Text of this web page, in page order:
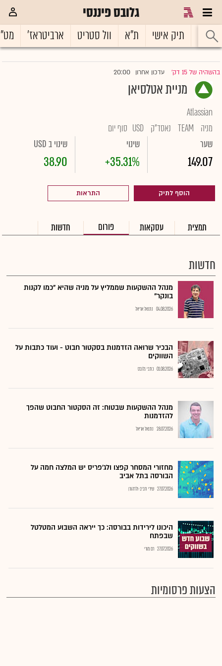
גלובס פיננסי
ראשי תיק אישי ת"א וול סטריט ארביטראז'
בהשהיה של 15 דק' |עדכון אחרון 20:00
מניית אטלסיאן
Atlassian
מניה
TEAM נאסד"ק USD סוף יום
שער
149.07
שינוי
+35.31%
שינוי ב USD
38.90
הוסף לתיק התראות
תמצית עסקאות פורום חדשות
חדשות
מנהל ההשקעות שממליץ על מניה שהיא "כמו לקנות
בונקר"
04.08.2026 נתנאל אריאל
הבכיר שרואה הזדמנות בסקטור חבוט - ועוד כתבות על
השווקים
01.08.2026 כתבי גלובס
מנהל ההשקעות שבטוח: זה הסקטור החבוט שהפך
להזדמנות
28.07.2026 נתנאל אריאל
מחזורי המסחר קפצו ולג'פריס יש המלצה חמה על
הבורסה בתל אביב
27.07.2026 שירי חביב-ולדהורן
היכונו לירידות בבורסה: כך ייראה השבוע המטלטל
שבפתח
27.07.2026 רם מורי
הצעות פרסומיות